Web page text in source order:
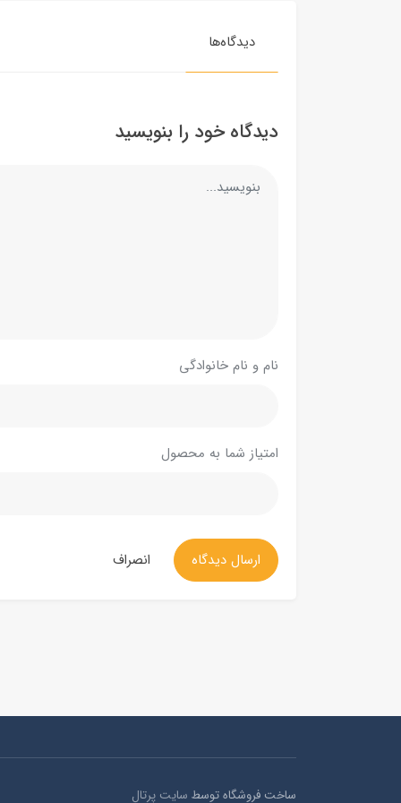
دیدگاه‌ها
دیدگاه خود را بنویسید
نام و نام خانوادگی
امتیاز شما به محصول
ارسال دیدگاه انصراف
ساخت فروشگاه توسط سایت پرتال